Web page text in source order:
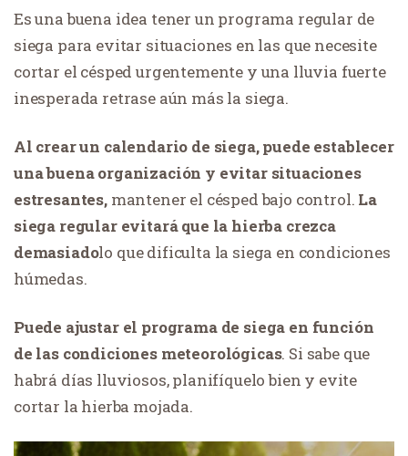
Es una buena idea tener un programa regular de
siega para evitar situaciones en las que necesite
cortar el césped urgentemente y una lluvia fuerte
inesperada retrase aún más la siega.
Al crear un calendario de siega, puede establecer
una buena organización y evitar situaciones
estresantes,mantener el césped bajo control. La
siega regular evitará que la hierba crezca
demasiadolo que dificulta la siega en condiciones
húmedas.
Puede ajustar el programa de siega en función
de las condiciones meteorológicas. Si sabe que
habrá días lluviosos, planifíquelo bien y evite
cortar la hierba mojada.